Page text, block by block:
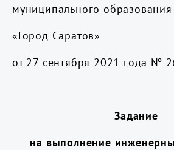
муниципального образования
«Город Саратов»
от 27 сентября 2021 года №
Задание
на выполнение